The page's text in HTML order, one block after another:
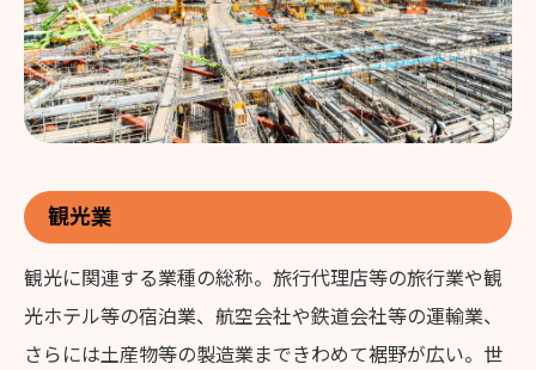
観光業
観光に関連する業種の総称。旅行代理店等の旅行業や観
光ホテル等の宿泊業、航空会社や鉄道会社等の運輸業、
さらには土産物等の製造業まできわめて裾野が広い。世